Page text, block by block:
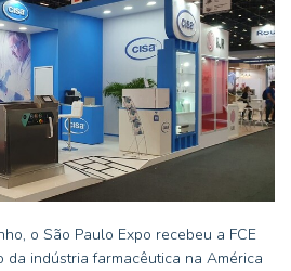
o São Paulo Expo recebeu a FCE
da indústria farmacêutica na América